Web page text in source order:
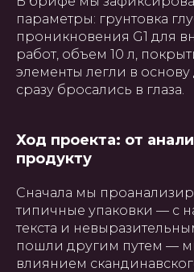
параметры: грунтовка
проникновения G1 для
работ, объем 10 л,
элементы легли в
сразу бросались в глаза.
Ход проекта: от
продукту
Сначала мы
типичные упаковки — с
текста и
пошли другим путем —
влиянием